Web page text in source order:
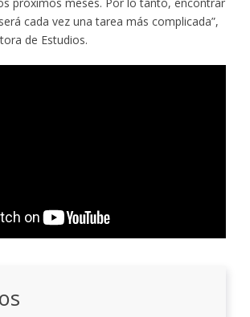
cada vez una tarea más complicada”,
de Estudios.